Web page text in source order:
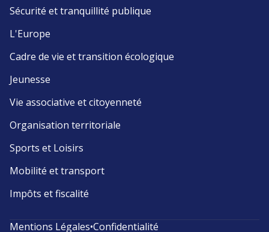
Sécurité et tranquillité publique
L'Europe
Cadre de vie et transition écologique
Jeunesse
Vie associative et citoyenneté
Organisation territoriale
Sports et Loisirs
Mobilité et transport
Impôts et fiscalité
Mentions Légales•Confidentialité